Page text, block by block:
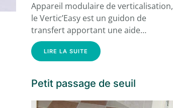
Appareil modulaire de verticalisation,
le Vertic’Easy est un guidon de
transfert apportant une aide…
LIRE LA SUITE
Petit passage de seuil